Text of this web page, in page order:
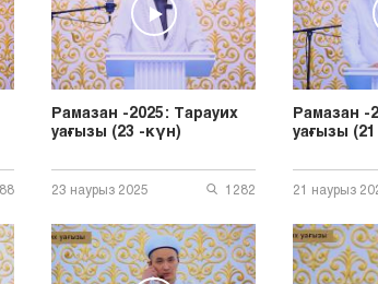
Туркестан
Уральск
Усть-
Шымкент
Рамазан -2025: Тарауих
уағызы (23 -күн)
23 наурыз 2025 1282
Рамазан -
уағызы
21 наурыз